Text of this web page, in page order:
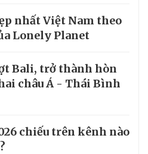
nhất Việt Nam theo
Lonely Planet
Bali, trở thành hòn
châu Á - Thái Bình
chiếu trên kênh nào